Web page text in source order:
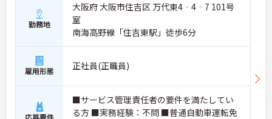
勤務地
大阪府 大阪市住吉区 万代東4‐4‐7 101号
室
南海高野線「住吉東駅」徒歩6分
雇用形態 正社員(正職員)
■サービス管理責任者の要件を満たしてい
る方 ■実務経験：不問 ■普通自動車運転免